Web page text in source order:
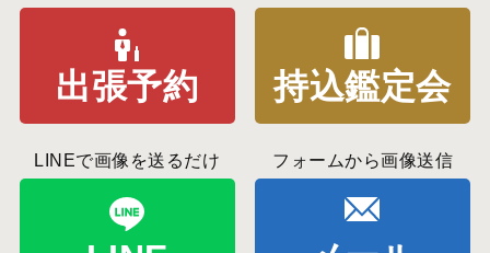
出張予約 持込鑑定会
LINEで画像を送るだけ フォームから画像送信